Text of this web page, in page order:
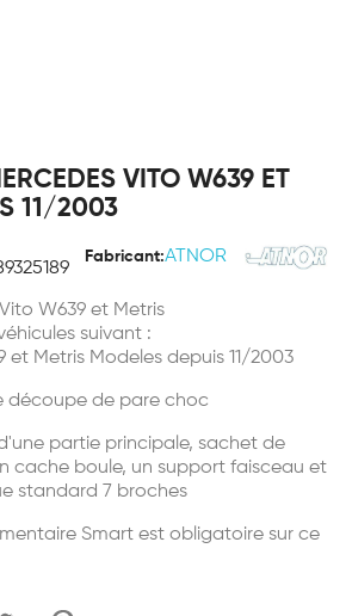
VITO W639 ET
11/2003
Fabricant:ATNOR
W639 et Metris
suivant :
et Metris Modeles depuis 11/2003
découpe de pare choc
partie principale, sachet de
cache boule, un support faisceau et
standard 7 broches
Smart est obligatoire sur ce